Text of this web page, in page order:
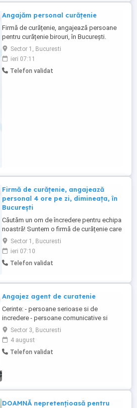
Angajăm personal curățenie
Firmă de curățenie, angajează persoane
pentru curățenie birouri, în București.
Programul este de 4 ore, dimineața, detalii
la telefon .
Sector 1, Bucuresti
ieri 07:11
Telefon validat
Firmă de curățenie, angajează
personal 4 ore pe zi, dimineața, în
București
Căutăm un om de încredere pentru echipa
noastră! Suntem o firmă de curățenie care
crede în lucrul bine făcut, în respectul față
de client și față de colegi. Iar acum
căutăm un agent de curățenie, part-time, 4
ore pe zi, de luni până vineri. Ce ne dorim
Sector 1, Bucuresti
ieri 07:10
Telefon validat
Angajez agent de curatenie
Cerinte: - persoane serioase si de
incredere - persoane comunicative si
punctuale Se ofera; - contract de munca la
4 ore - salariul avantajos Pentru mai multe
informatii, contactati-ne la nr de telefon:
Sector 3, Bucuresti
4 august
Telefon validat
DOAMNĂ nepretențioasă pentru